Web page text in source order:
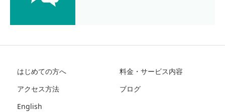
はじめての方へ
料金・サービス内容
アクセス方法
ブログ
English